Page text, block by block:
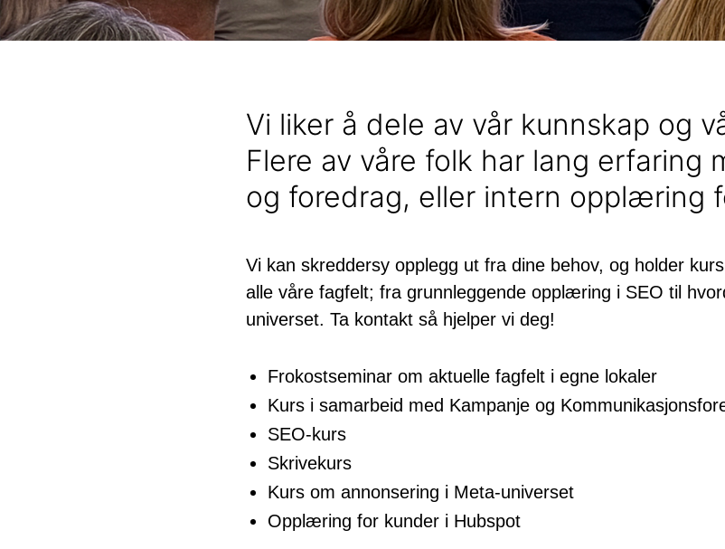
Vi liker å dele av vår kunnskap og
Flere av våre folk har lang erfaring
og foredrag, eller intern opplæring
Vi kan skreddersy opplegg ut fra dine behov, og holder
alle våre fagfelt; fra grunnleggende opplæring i SEO til
universet. Ta kontakt så hjelper vi deg!
Frokostseminar om aktuelle fagfelt i egne lokaler
Kurs i samarbeid med Kampanje og
SEO-kurs
Skrivekurs
Kurs om annonsering i Meta-universet
Opplæring for kunder i Hubspot